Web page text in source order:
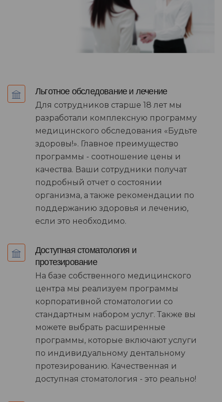
Льготное обследование и лечение
Для сотрудников старше 18 лет мы
разработали комплексную программу
медицинского обследования «Будьте
здоровы!». Главное преимущество
программы - соотношение цены и
качества. Ваши сотрудники получат
подробный отчет о состоянии
организма, а также рекомендации по
поддержанию здоровья и лечению,
если это необходимо.
Доступная стоматология и
протезирование
На базе собственного медицинского
центра мы реализуем программы
корпоративной стоматологии со
стандартным набором услуг. Также вы
можете выбрать расширенные
программы, которые включают услуги
по индивидуальному дентальному
протезированию. Качественная и
доступная стоматология - это реально!